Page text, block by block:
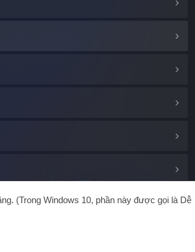
(Trong Windows 10, phần này được gọi là Dễ